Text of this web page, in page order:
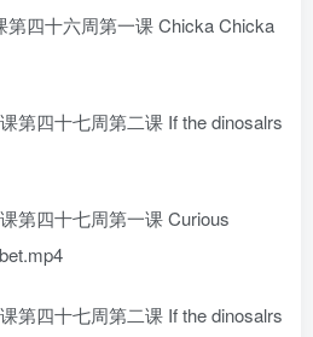
第四十六周第一课 Chicka Chicka
第四十七周第二课 If the dinosalrs
第四十七周第一课 Curious
第四十七周第二课 If the dinosalrs